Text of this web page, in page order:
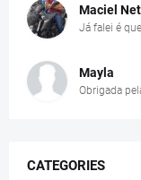
Maciel
Já falei é
Mayla
Obrigada
CATEGORIES